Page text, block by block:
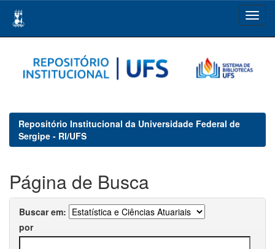
navigation
Repositório Institucional da Universidade Federal de
Sergipe - RI/UFS
Página de Busca
Buscar em:
por